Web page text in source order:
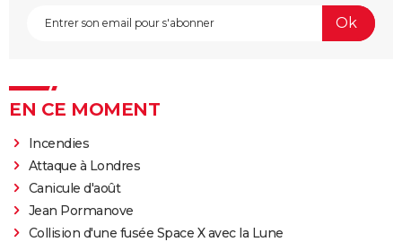
EN CE MOMENT
Incendies
Attaque à Londres
Canicule d'août
Jean Pormanove
Collision d'une fusée Space X avec la Lune